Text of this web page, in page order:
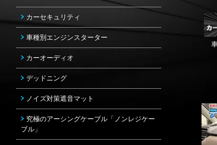
カーセキュリティ
車種別エンジンスターター
カーオーディオ
デッドニング
ノイズ対策遮音マット
究極のアーシングケーブル「ノンレジケー
ブル」